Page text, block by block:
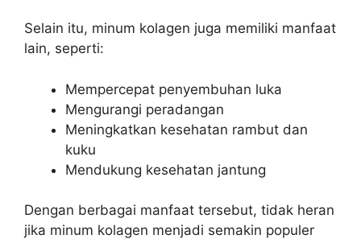
Selain itu, minum kolagen juga memiliki manfaat
lain, seperti:
Mempercepat penyembuhan luka
Mengurangi peradangan
Meningkatkan kesehatan rambut dan
kuku
Mendukung kesehatan jantung
Dengan berbagai manfaat tersebut, tidak heran
jika minum kolagen menjadi semakin populer